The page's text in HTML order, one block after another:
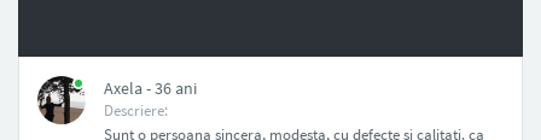
Axela - 36 ani
Descriere:
Sunt o persoana sincera, modesta, cu defecte si calitati. ca